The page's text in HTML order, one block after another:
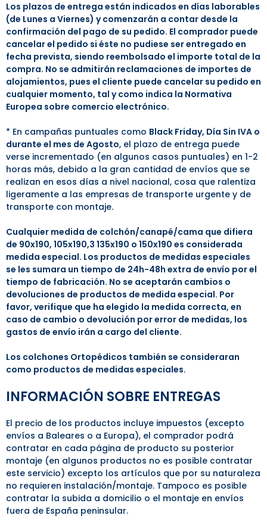
Los plazos de entrega están indicados en días laborables
(de Lunes a Viernes) y comenzarán a contar desde la
confirmación del pago de su pedido. El comprador puede
cancelar el pedido si éste no pudiese ser entregado en
fecha prevista, siendo reembolsado el importe total de la
compra. No se admitirán reclamaciones de importes de
alojamientos, pues el cliente puede cancelar su pedido en
cualquier momento, tal y como indica la Normativa
Europea sobre comercio electrónico.
* En campañas puntuales como Black Friday, Día Sin IVA o
durante el mes de Agosto, el plazo de entrega puede
verse incrementado (en algunos casos puntuales) en 1-2
horas más, debido a la gran cantidad de envíos que se
realizan en esos días a nivel nacional, cosa que ralentiza
ligeramente a las empresas de transporte urgente y de
transporte con montaje.
Cualquier medida de colchón/canapé/cama que difiera
de 90x190, 105x190,3 135x190 o 150x190 es considerada
medida especial. Los productos de medidas especiales
se les sumara un tiempo de 24h-48h extra de envío por el
tiempo de fabricación. No se aceptarán cambios o
devoluciones de productos de medida especial. Por
favor, verifique que ha elegido la medida correcta, en
caso de cambio o devolución por error de medidas, los
gastos de envío irán a cargo del cliente.
Los colchones Ortopédicos también se consideraran
como productos de medidas especiales.
INFORMACIÓN SOBRE ENTREGAS
El precio de los productos incluye impuestos (excepto
envíos a Baleares o a Europa), el comprador podrá
contratar en cada página de producto su posterior
montaje (en algunos productos no es posible contratar
este servicio) excepto los artículos que por su naturaleza
no requieren instalación/montaje. Tampoco es posible
contratar la subida a domicilio o el montaje en envíos
fuera de España peninsular.